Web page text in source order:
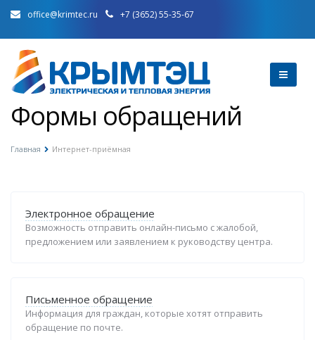
office@krimtec.ru +7 (3652) 55-35-67
Формы обращений
Главная Интернет-приёмная
Электронное обращение
Возможность отправить онлайн-письмо с жалобой,
предложением или заявлением к руководству центра.
Письменное обращение
Информация для граждан, которые хотят отправить
обращение по почте.